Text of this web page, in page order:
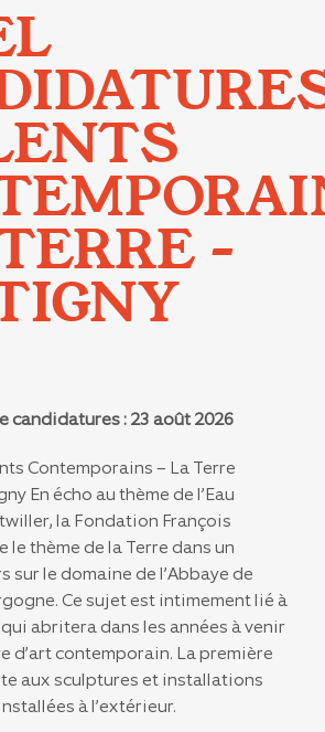
–
candidatures : 23 août 2026
Contemporains – La Terre
En écho au thème de l’Eau
la Fondation François
le thème de la Terre dans un
sur le domaine de l’Abbaye de
Ce sujet est intimement lié à
abritera dans les années à venir
d’art contemporain. La première
aux sculptures et installations
à l’extérieur.